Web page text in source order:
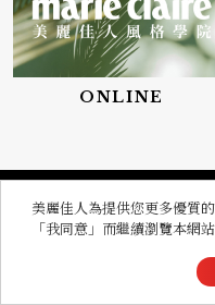
ONLINE
美麗佳人為提供您更多優質
「我同意」而繼續瀏覽本網